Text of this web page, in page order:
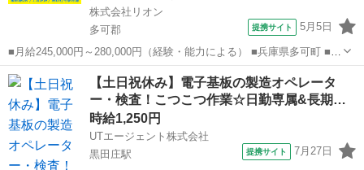
株式会社リオン
多可郡
提携サイト 5月5日
■月給245,000円～280,000円（経験・能力による） ■兵庫県多可町 ■正
社員、職業紹介 ■入社日応相談、即日勤務OK、履歴書不要、Web面接
OK、友達と応募OK、職場見学OKまたは説明会あり、未経験歓迎、経
験者・有...
兵庫 加工
【土日祝休み】電子基板の製造オペレータ
ー・検査！こつこつ作業☆日勤専属&長期
休…
時給1,250円
UTエージェント株式会社
黒田庄駅
提携サイト 7月27日